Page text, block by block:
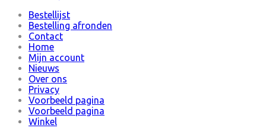
Bestellijst
Bestelling afronden
Contact
Home
Mijn account
Nieuws
Over ons
Privacy
Voorbeeld pagina
Voorbeeld pagina
Winkel